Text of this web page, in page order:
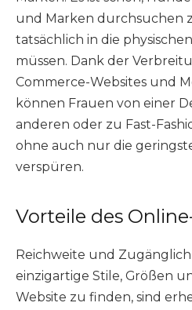
und Marken durchsuchen
tatsächlich in die
müssen. Dank der
Commerce-Websites und
können Frauen von einer
anderen oder zu Fast-
ohne auch nur die
verspüren.
Vorteile des
Reichweite und
einzigartige Stile, Größen
Website zu finden, sind